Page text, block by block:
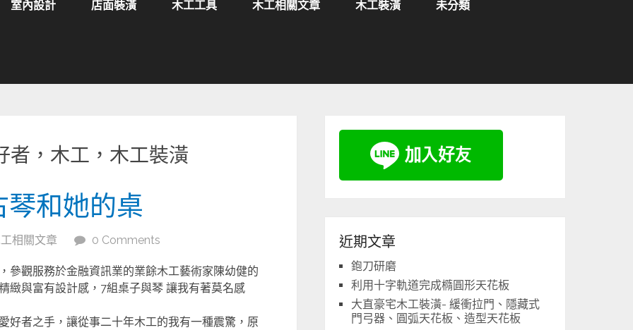
室內設計 店面裝潢 木工工具 木工相關文章 木工裝潢 未分類
者，木工，木工裝潢
和她的桌
相關文章 0 Comments
參觀服務於金融資訊業的業餘木工藝術家陳幼健的
緻與富有設計感，7組桌子與琴 讓我有著莫名感
好者之手，讓從事二十年木工的我有一種震驚，原
近期文章
鉋刀研磨
利用十字軌道完成橢圓形天花板
大直豪宅木工裝潢- 緩衝拉門、隱藏式
門弓器、圓弧天花板、造型天花板